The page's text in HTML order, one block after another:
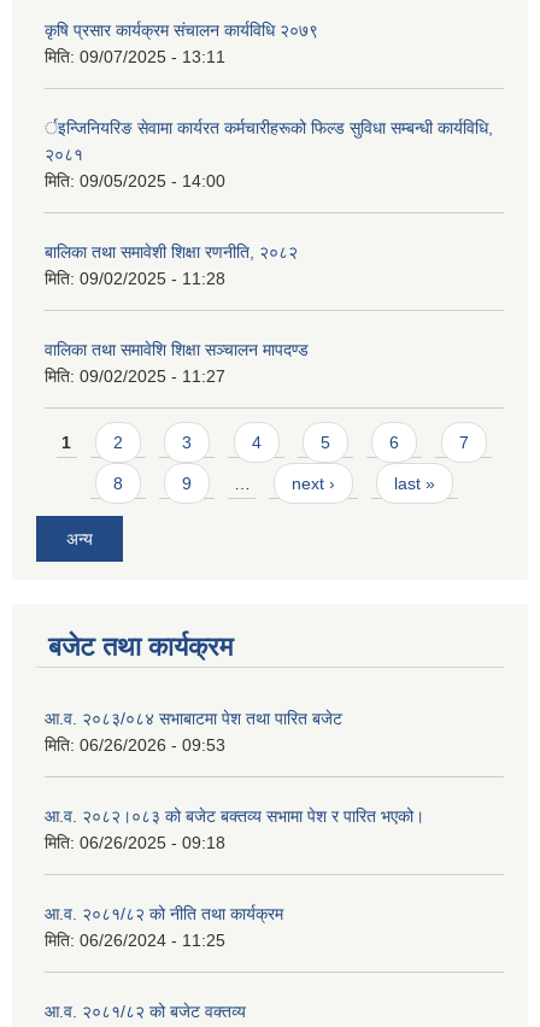
कृषि प्रसार कार्यक्रम संचालन कार्यविधि २०७९
मिति: 09/07/2025 - 13:11
र्इन्जिनियरिङ सेवामा कार्यरत कर्मचारीहरूको फिल्ड सुविधा सम्बन्धी कार्यविधि,
२०८१
मिति: 09/05/2025 - 14:00
बालिका तथा समावेशी शिक्षा रणनीति, २०८२
मिति: 09/02/2025 - 11:28
वालिका तथा समावेशि शिक्षा सञ्चालन मापदण्ड
मिति: 09/02/2025 - 11:27
Pages
1 2 3 4 5 6 7
8 9 next › last »
अन्य
बजेट तथा कार्यक्रम
आ.व. २०८३/०८४ सभाबाटमा पेश तथा पारित बजेट
मिति: 06/26/2026 - 09:53
आ‍.व. २०८२।०८३ को बजेट बक्तव्य सभामा पेश र पारित भएको।
मिति: 06/26/2025 - 09:18
आ.व. २०८१/८२ को नीति तथा कार्यक्रम
मिति: 06/26/2024 - 11:25
आ.व. २०८१/८२ को बजेट वक्तव्य